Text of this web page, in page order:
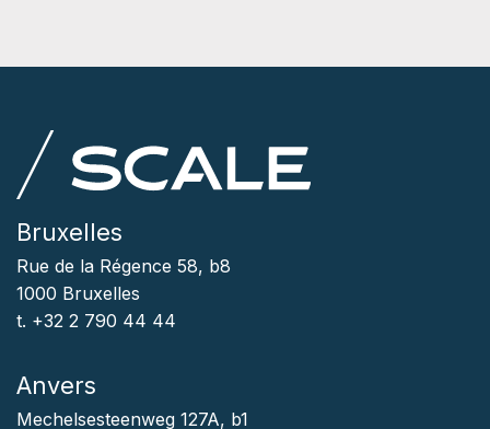
Bruxelles
Rue de la Régence 58, b8
1000 Bruxelles
t. +32 2 790 44 44
Anvers
Mechelsesteenweg 127A, b1